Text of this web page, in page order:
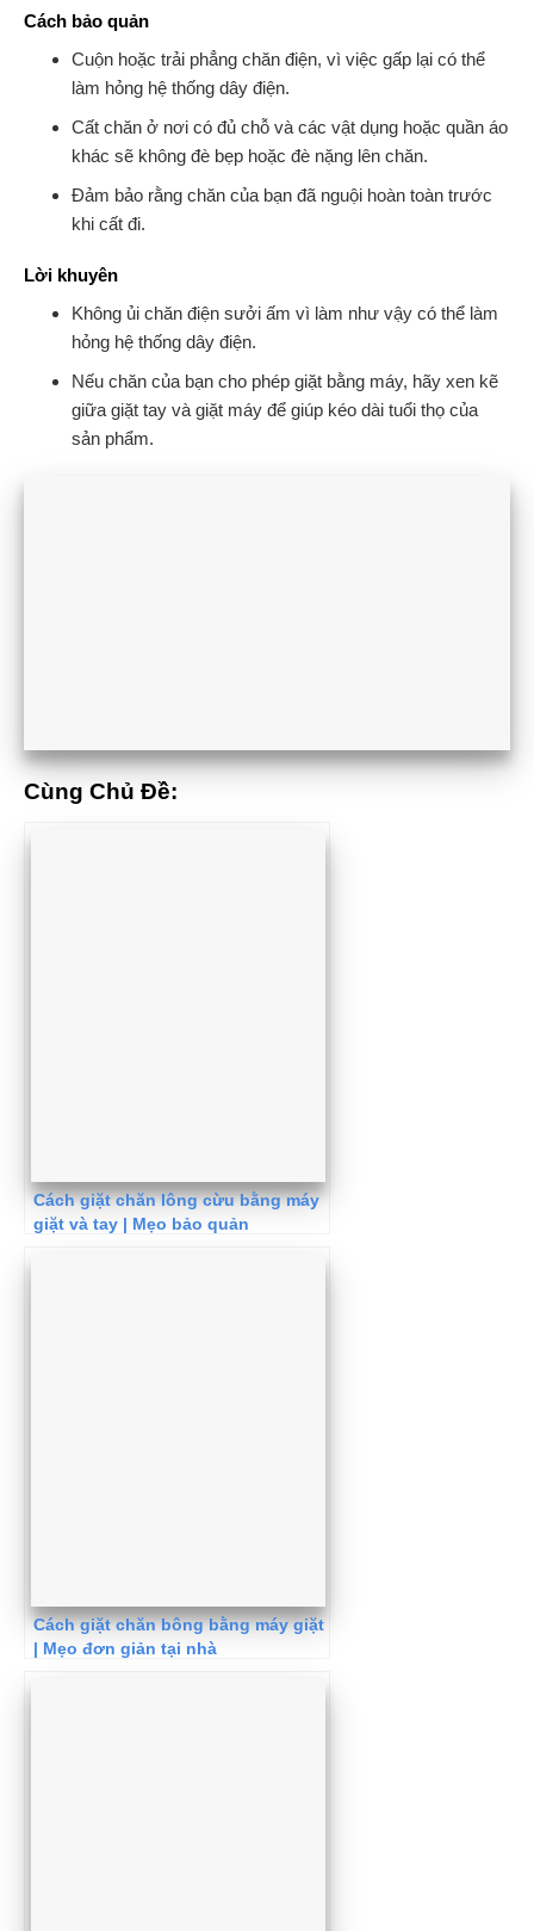
Cách bảo quản
Cuộn hoặc trải phẳng chăn điện, vì việc gấp lại có thể
làm hỏng hệ thống dây điện.
Cất chăn ở nơi có đủ chỗ và các vật dụng hoặc quần áo
khác sẽ không đè bẹp hoặc đè nặng lên chăn.
Đảm bảo rằng chăn của bạn đã nguội hoàn toàn trước
khi cất đi.
Lời khuyên
Không ủi chăn điện sưởi ấm vì làm như vậy có thể làm
hỏng hệ thống dây điện.
Nếu chăn của bạn cho phép giặt bằng máy, hãy xen kẽ
giữa giặt tay và giặt máy để giúp kéo dài tuổi thọ của
sản phẩm.
Cùng Chủ Đề:
Cách giặt chăn lông cừu bằng máy
giặt và tay | Mẹo bảo quản
Cách giặt chăn bông bằng máy giặt
| Mẹo đơn giản tại nhà